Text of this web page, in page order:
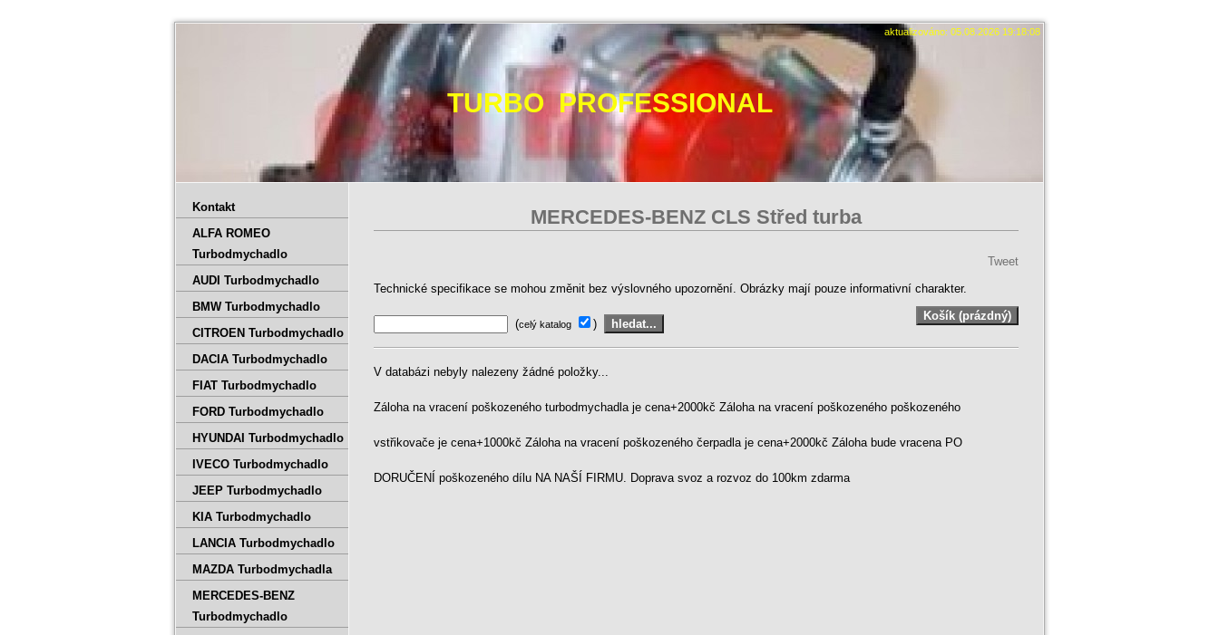
aktualizováno: 05.08.2026 19:18:08
TURBO PROFESSIONAL
MERCEDES-BENZ CLS Střed turba
Tweet
Technické specifikace se mohou změnit bez výslovného upozornění. Obrázky mají pouze informativní charakter.
(celý katalog )
V databázi nebyly nalezeny žádné položky...
Záloha na vracení poškozeného turbodmychadla je cena+2000kč Záloha na vracení poškozeného poškozeného
vstřikovače je cena+1000kč Záloha na vracení poškozeného čerpadla je cena+2000kč Záloha bude vracena PO
DORUČENÍ poškozeného dílu NA NAŠÍ FIRMU. Doprava svoz a rozvoz do 100km zdarma
Kontakt
ALFA ROMEO
Turbodmychadlo
AUDI Turbodmychadlo
BMW Turbodmychadlo
CITROEN Turbodmychadlo
DACIA Turbodmychadlo
FIAT Turbodmychadlo
FORD Turbodmychadlo
HYUNDAI Turbodmychadlo
IVECO Turbodmychadlo
JEEP Turbodmychadlo
KIA Turbodmychadlo
LANCIA Turbodmychadlo
MAZDA Turbodmychadla
MERCEDES-BENZ
Turbodmychadlo